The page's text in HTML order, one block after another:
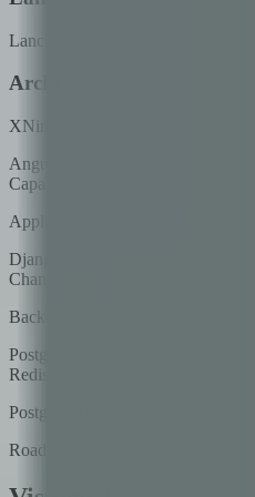
Lanciato come piattaforma SaaS
Architettura di sicurezza
XNinja combina un frontend
Angular 19 + Ionic 8
Capacitor (SPA Mobile-Ready)
Applicazione a pagina singola
Django 5.2 + DRF
Channels (WebSocket Tempo
Backend Django 5.2 con Django
PostgreSQL 16 + pgvector
Redis + Celery
PostgreSQL 16 con pgvector per
Roadmap